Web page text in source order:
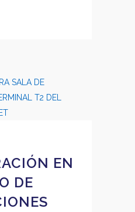
EN
DE